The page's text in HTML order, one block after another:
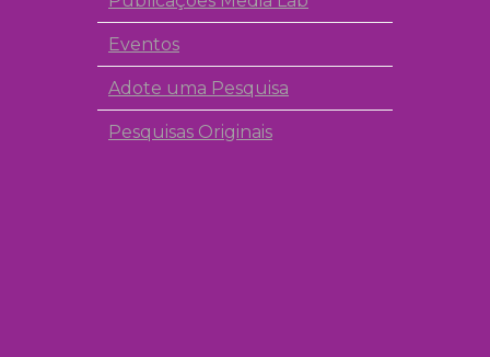
Eventos
Adote uma Pesquisa
Pesquisas Originais